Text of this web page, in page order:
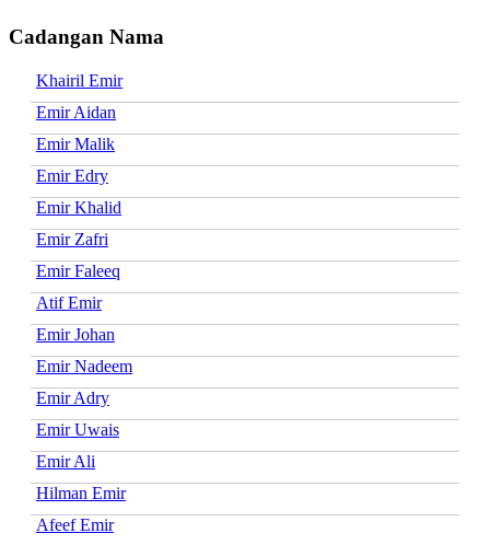
Cadangan Nama
Khairil Emir
Emir Aidan
Emir Malik
Emir Edry
Emir Khalid
Emir Zafri
Emir Faleeq
Atif Emir
Emir Johan
Emir Nadeem
Emir Adry
Emir Uwais
Emir Ali
Hilman Emir
Afeef Emir